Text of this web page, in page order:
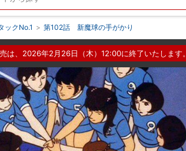
ックNo.1 > 第102話 新魔球の手がかり
は、2026年2月26日（木）12:00に終了いたします。